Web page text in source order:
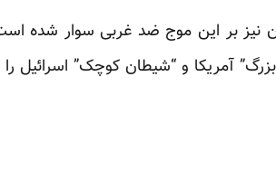
نیز بر این موج ضد غربی سوار شده
آمریکا و “شیطان کوچک” اسرائیل